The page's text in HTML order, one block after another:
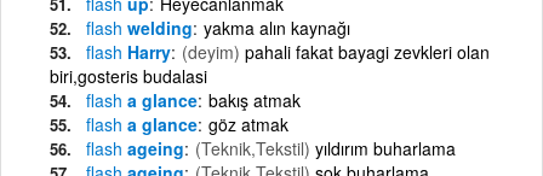
flash welding yakma alın kaynağı
flash Harry (deyim) pahali fakat bayagi zevkleri olan
biri,gosteris budalasi
flash a glance bakış atmak
flash a glance göz atmak
flash ageing (Teknik,Tekstil) yıldırım buharlama